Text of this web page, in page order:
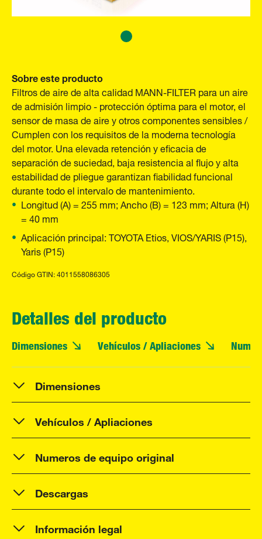
Sobre este producto
Filtros de aire de alta calidad MANN-FILTER para un aire
de admisión limpio - protección óptima para el motor, el
sensor de masa de aire y otros componentes sensibles /
Cumplen con los requisitos de la moderna tecnología
del motor. Una elevada retención y eficacia de
separación de suciedad, baja resistencia al flujo y alta
estabilidad de pliegue garantizan fiabilidad funcional
durante todo el intervalo de mantenimiento.
Longitud (A) = 255 mm; Ancho (B) = 123 mm; Altura (H)
= 40 mm
Aplicación principal: TOYOTA Etios, VIOS/YARIS (P15),
Yaris (P15)
Código GTIN: 4011558086305
Detalles del producto
Dimensiones Vehículos / Apliaciones
Dimensiones
Vehículos / Apliaciones
Numeros de equipo original
Descargas
Información legal